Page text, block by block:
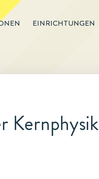
EINRICHTUNGEN
Kernphysik